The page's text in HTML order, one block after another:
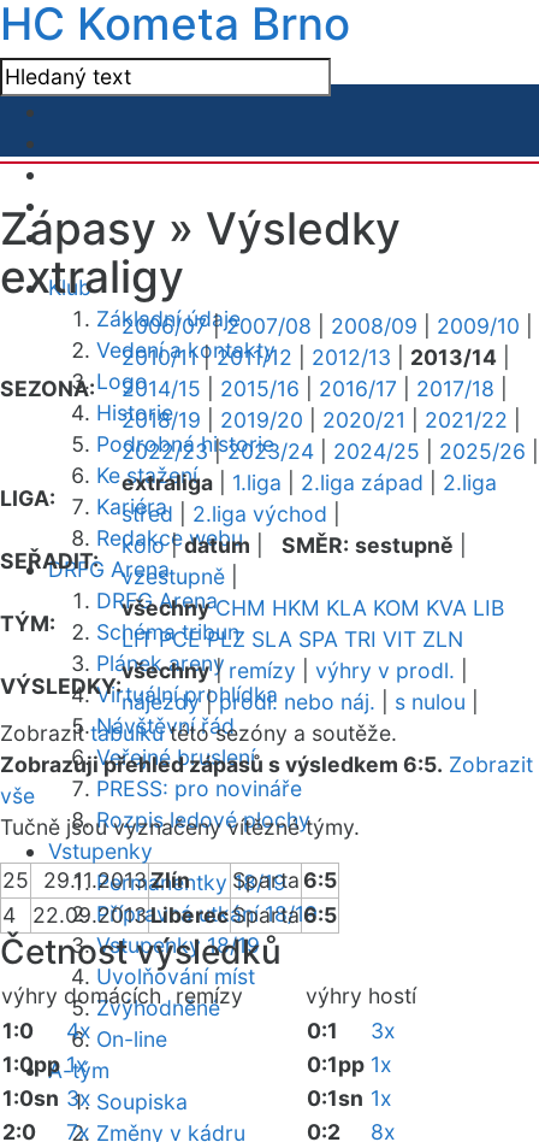
HC Kometa Brno
Klub
Základní údaje
Vedení a kontakty
Logo
Historie
Podrobná historie
Ke stažení
Kariéra
Redakce webu
DRFG Arena
DRFG Arena
Schéma tribun
Plánek areny
Virtuální prohlídka
Návštěvní řád
Veřejné bruslení
PRESS: pro novináře
Rozpis ledové plochy
Vstupenky
Permanentky 18/19
Přípravná utkání 18/19
Vstupenky 18/19
Uvolňování míst
Zvýhodněné
On-line
A-tým
Soupiska
Změny v kádru
Zápasy » Výsledky
extraligy
SEZONA:
2006/07|2007/08 2008/09 2009/10
2010/11|2011/12 2012/13 2013/14
2014/15
2015/16 2016/17 2017/18
2018/19
2019/20 2020/21 2021/22
2022/23|2023/24 2024/25 2025/26
LIGA:
extraliga 1.liga 2.liga západ
2.liga
střed
2.liga východ
SEŘADIT:
kolo|datum SMĚR: sestupně
vzestupně
TÝM:
všechny CHM HKM KLA KOM KVA LIB
LIT PCE PLZ SLA SPA TRI VIT ZLN
VÝSLEDKY:
všechny| remízy výhry v prodl.
nájezdy|prodl. nebo náj. s nulou
Zobrazittabulkutéto sezóny a soutěže.
Zobrazuji přehled zápasů s výsledkem 6:5. Zobrazit
vše
Tučně jsou vyznačeny vítězné týmy.
25 29.11.2013Zlín Sparta6:5
4
22.09.2013LiberecSparta6:5
Četnost výsledků
výhry domácích remízy výhry hostí
1:0
4x
1:0pp 1x
1:0sn 3x
2:0
7x
0:1
3x
0:1pp 1x
0:1sn 1x
0:2
8x